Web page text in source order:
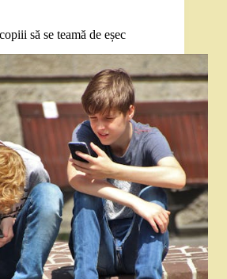
să se teamă de eșec